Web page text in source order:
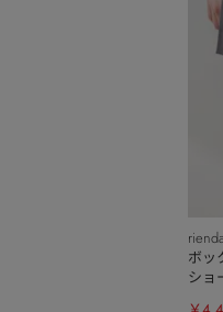
rienda
ボッ
ショ